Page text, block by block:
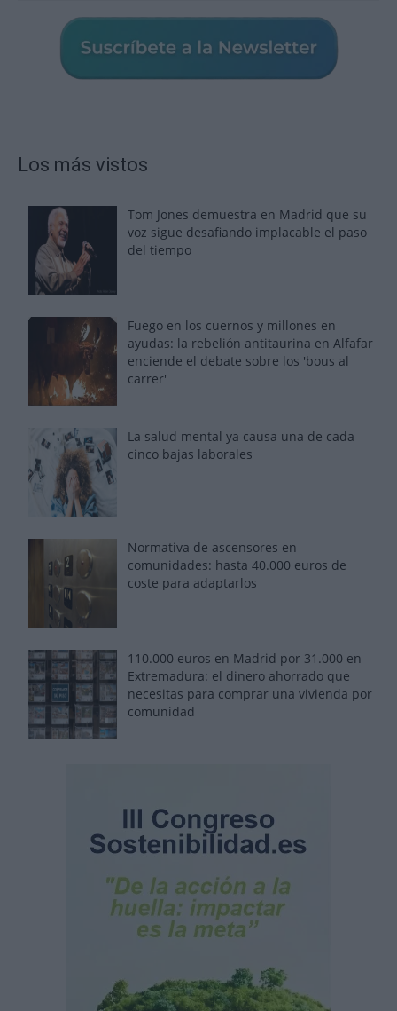
Los más vistos
Tom Jones demuestra en Madrid que su
voz sigue desafiando implacable el paso
del tiempo
Fuego en los cuernos y millones en
ayudas: la rebelión antitaurina en Alfafar
enciende el debate sobre los 'bous al
carrer'
La salud mental ya causa una de cada
cinco bajas laborales
Normativa de ascensores en
comunidades: hasta 40.000 euros de
coste para adaptarlos
110.000 euros en Madrid por 31.000 en
Extremadura: el dinero ahorrado que
necesitas para comprar una vivienda por
comunidad